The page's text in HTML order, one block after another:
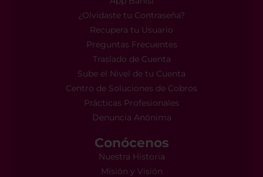
¿Olvidaste tu Contraseña?
Recupera tu Usuario
Preguntas Frecuentes
Traslado de Cuenta
Sube el Nivel de tu Cuenta
Centro de Soluciones de Cobros
Prácticas Profesionales
Denuncia Anónima
Conócenos
Nuestra Historia
Misión y Visión